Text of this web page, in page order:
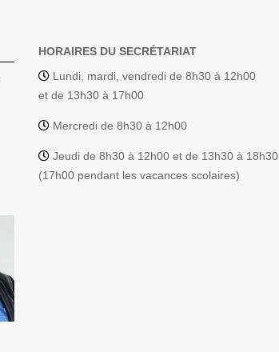
HORAIRES DU SECRÉTARIAT
Lundi, mardi, vendredi de 8h30 à 12h00
et de 13h30 à 17h00
Mercredi de 8h30 à 12h00
Jeudi de 8h30 à 12h00 et de 13h30 à 18h30
(17h00 pendant les vacances scolaires)